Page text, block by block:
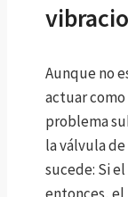
Aunque no
actuar
problema
la válvula
sucede: Si